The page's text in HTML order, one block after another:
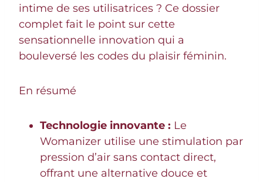
intime de ses utilisatrices ? Ce dossier
complet fait le point sur cette
sensationnelle innovation qui a
bouleversé les codes du plaisir féminin.
En résumé
Technologie innovante : Le
Womanizer utilise une stimulation par
pression d’air sans contact direct,
offrant une alternative douce et